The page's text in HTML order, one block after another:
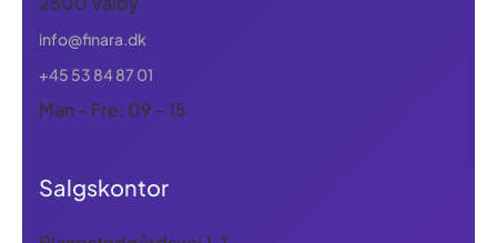
info@finara.dk
+45 53 84 87 01
Man - Fre: 09 - 15
Salgskontor